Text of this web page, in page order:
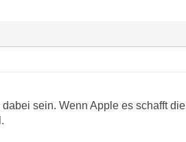
sein. Wenn Apple es schafft die